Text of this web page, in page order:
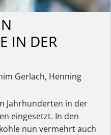
IN DER
Gerlach, Henning
Jahrhunderten in der
eingesetzt. In den
nun vermehrt auch